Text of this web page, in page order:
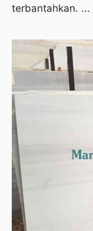
terbantahkan. ...